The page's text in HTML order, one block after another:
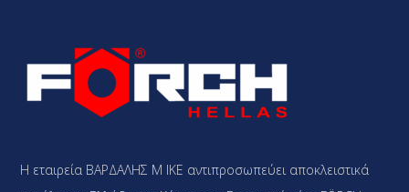
Η εταιρεία ΒΑΡΔΑΛΗΣ Μ ΙΚΕ αντιπροσωπεύει αποκλειστικά